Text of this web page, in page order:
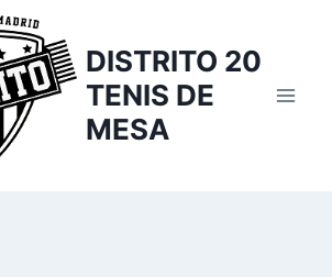
DISTRITO 20
TENIS DE
MESA